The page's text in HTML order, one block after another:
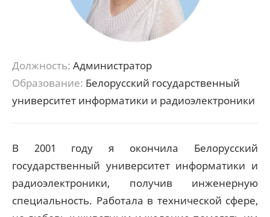
Должность: Администратор
Образование: Белорусский государственный
университет информатики и радиоэлектроники
В 2001 году я окончила Белорусский
государственный университет информатики и
радиоэлектроники, получив инженерную
специальность. Работала в технической сфере,